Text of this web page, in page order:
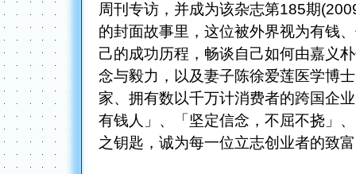
周刊专访，并成为该杂志第185期
的封面故事里，这位被外界视为有钱
己的成功历程，畅谈自己如何由嘉义
念与毅力，以及妻子陈徐爱莲医学博
家、拥有数以千万计消费者的跨国企
有钱人」、「坚定信念，不屈不挠」
之钥匙，诚为每一位立志创业者的致